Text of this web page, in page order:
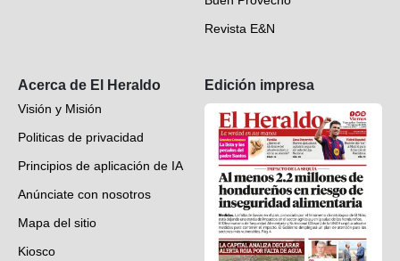
Revista E&N
Acerca de El Heraldo
Visión y Misión
Politicas de privacidad
Principios de aplicación de IA
Anúnciate con nosotros
Mapa del sitio
Kiosco
Edición impresa